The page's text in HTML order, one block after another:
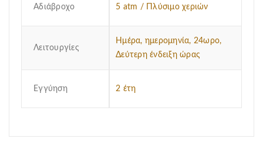
Αδιάβροχο 5 atm / Πλύσιμο χεριών
Λειτουργίες
Ημέρα, ημερομηνία, 24ωρο,
Δεύτερη ένδειξη ώρας
Εγγύηση 2 έτη